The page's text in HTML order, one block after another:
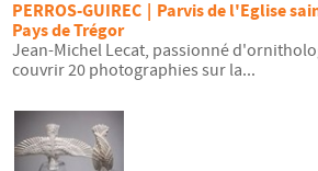
PERROS-GUIREC Parvis de l'Eglise
Pays de Trégor
Jean-Michel Lecat, passionné
couvrir 20 photographies sur la...